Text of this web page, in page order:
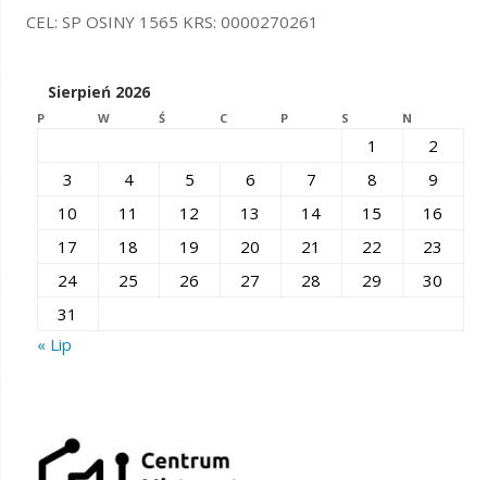
CEL: SP OSINY 1565 KRS: 0000270261
Sierpień 2026
P W Ś C P S N
1
2
3
4 5 6 7 8
9
10
11 12 13 14 15
16
17
18 19 20 21 22
23
24
25 26 27 28 29
30
31
« Lip